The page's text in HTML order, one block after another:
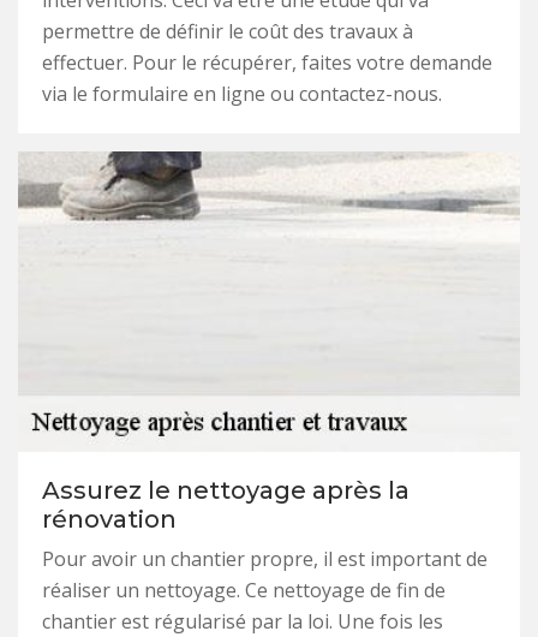
permettre de définir le coût des travaux à
effectuer. Pour le récupérer, faites votre demande
via le formulaire en ligne ou contactez-nous.
Assurez le nettoyage après la
rénovation
Pour avoir un chantier propre, il est important de
réaliser un nettoyage. Ce nettoyage de fin de
chantier est régularisé par la loi. Une fois les